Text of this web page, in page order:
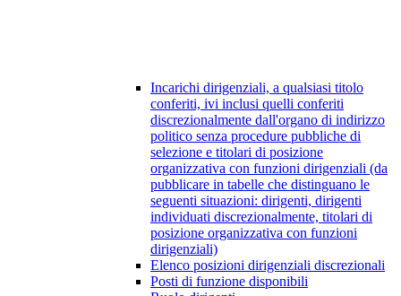
Incarichi dirigenziali, a qualsiasi titolo
conferiti, ivi inclusi quelli conferiti
discrezionalmente dall'organo di indirizzo
politico senza procedure pubbliche di
selezione e titolari di posizione
organizzativa con funzioni dirigenziali (da
pubblicare in tabelle che distinguano le
seguenti situazioni: dirigenti, dirigenti
individuati discrezionalmente, titolari di
posizione organizzativa con funzioni
dirigenziali)
Elenco posizioni dirigenziali discrezionali
Posti di funzione disponibili